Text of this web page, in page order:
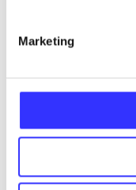
Marketing
Articles